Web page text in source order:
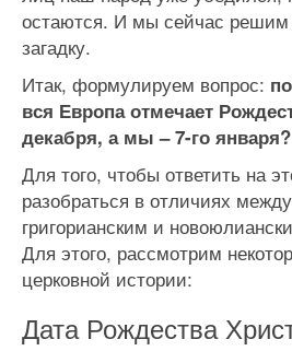
остаются. И мы сейчас решим
загадку.
Итак, формулируем вопрос:
вся Европа отмечает
декабря, а мы – 7-го января?
Для того, чтобы ответить на
разобраться в отличиях
григорианским и
Для этого, рассмотрим
церковной истории:
Дата Рождества